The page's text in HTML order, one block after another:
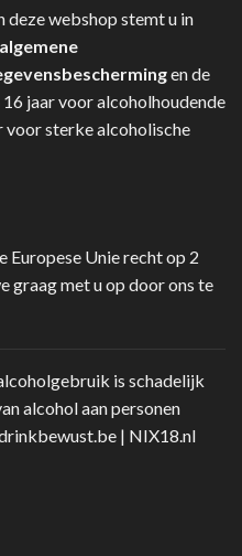
deze webshop stemt u in
algemene
en de
jaar voor alcoholhoudende
voor sterke alcoholische
Europese Unie recht op 2
graag met u op door ons te
is schadelijk
alcohol aan personen
| NIX18.nl